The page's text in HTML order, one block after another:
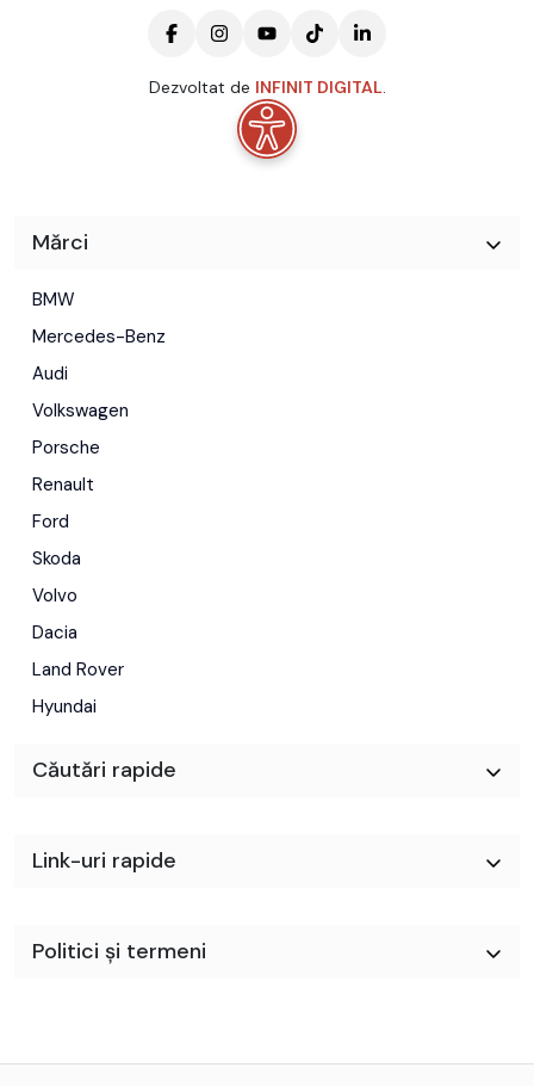
Dezvoltat de INFINIT DIGITAL.
Mărci
BMW
Mercedes-Benz
Audi
Volkswagen
Porsche
Renault
Ford
Skoda
Volvo
Dacia
Land Rover
Hyundai
Căutări rapide
Link-uri rapide
Politici și termeni